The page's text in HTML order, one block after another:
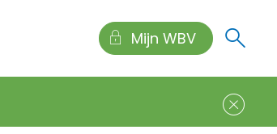
Mijn WBV